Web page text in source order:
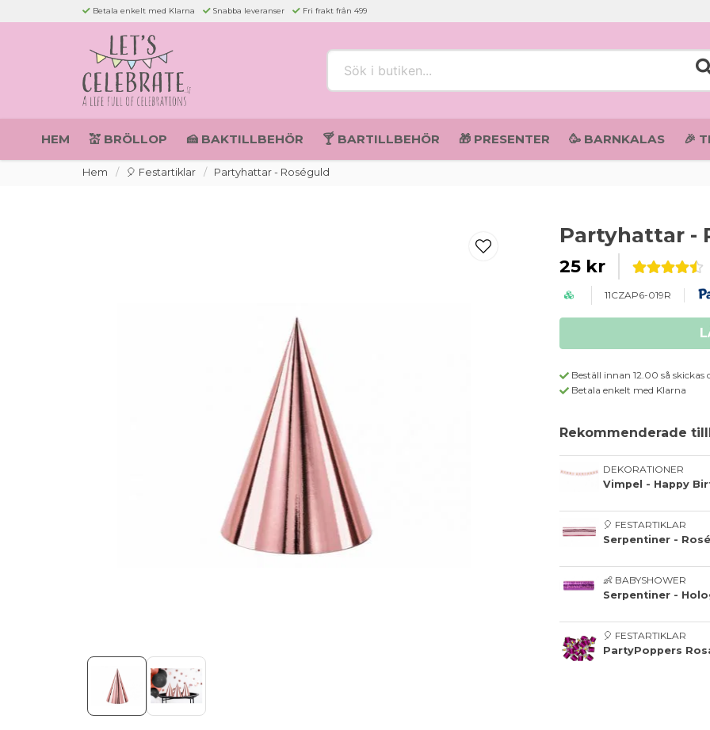
Betala enkelt med Klarna Snabba leveranser Fri frakt från 499
HEM 💒 BRÖLLOP 🍰 BAKTILLBEHÖR 🍸 BARTILLBEHÖR 🎁 PRESENTER 🥳 BARNKALAS 🎉
Hem 🎈 Festartiklar Partyhattar - Roséguld
Partyhattar -
25 kr
11CZAP6-019R
Beställ innan 12.00 så skickas
Betala enkelt med Klarna
Rekommenderade
DEKORATIONER
Vimpel - Happy
🎈 FESTARTIKLAR
Serpentiner -
👶 BABYSHOWER
Serpentiner -
🎈 FESTARTIKLAR
PartyPoppers